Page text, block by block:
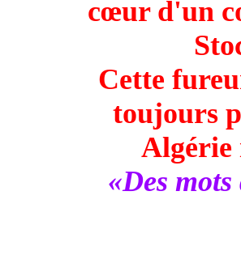
cœur d'un
Cette
toujours
Algérie
«Des